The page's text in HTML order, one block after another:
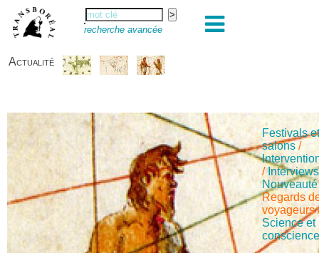
recherche avancée
Actualité
Festivals
salons /
/Interviews
Nouveauté
Regards
voyageurs
Science et